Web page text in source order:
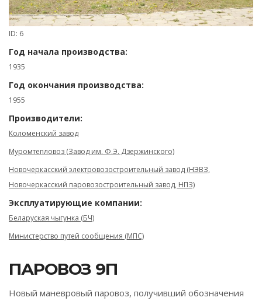
ID: 6
Год начала производства:
1935
Год окончания производства:
1955
Производители:
Коломенский завод
Муромтепловоз (Завод им. Ф.Э. Дзержинского)
Новочеркасский электровозостроительный завод (НЭВЗ,
Новочеркасский паровозостроительный завод, НПЗ)
Эксплуатирующие компании:
Беларуская чыгунка (БЧ)
Министерство путей сообщения (МПС)
ПАРОВОЗ 9П
Новый маневровый паровоз, получивший обозначения